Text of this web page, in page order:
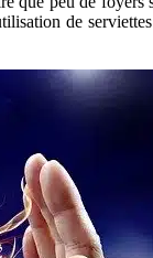
de